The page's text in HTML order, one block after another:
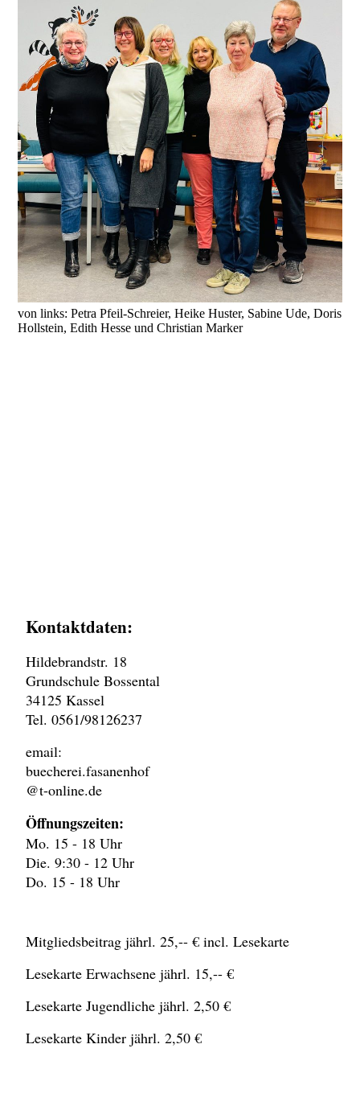
von links: Petra Pfeil-Schreier, Heike Huster, Sabine Ude, Doris
Hollstein, Edith Hesse und Christian Marker
Kontaktdaten:
Hildebrandstr. 18
Grundschule Bossental
34125 Kassel
Tel. 0561/98126237
email:
buecherei.fasanenhof
@t-online.de
Öffnungszeiten:
Mo. 15 - 18 Uhr
Die. 9:30 - 12 Uhr
Do. 15 - 18 Uhr
Mitgliedsbeitrag jährl. 25,-- € incl. Lesekarte
Lesekarte Erwachsene jährl. 15,-- €
Lesekarte Jugendliche jährl. 2,50 €
Lesekarte Kinder jährl. 2,50 €